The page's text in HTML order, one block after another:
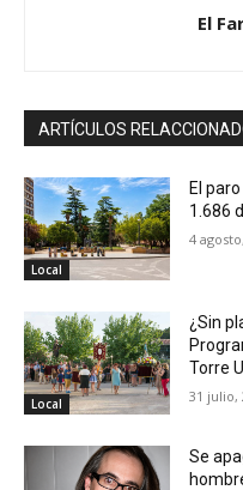
El
ARTÍCULOS
Local
El
1.686
4
Local
¿Sin
Torre
31 julio,
Se